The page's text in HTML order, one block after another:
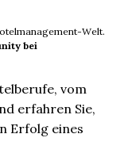
Welt.
bei
vom
erfahren Sie,
Erfolg eines